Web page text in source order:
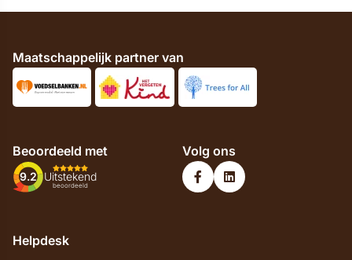
Maatschappelijk partner van
Beoordeeld met
9.2 Uitstekend
beoordeeld
Volg ons
Helpdesk